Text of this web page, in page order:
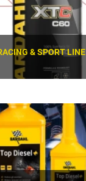
& SPORT LINE